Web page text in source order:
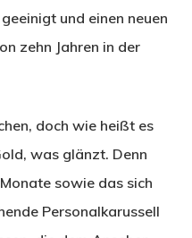
und einen neuen
zehn Jahren in der
doch wie heißt es
was glänzt. Denn
sowie das sich
Personalkarussell